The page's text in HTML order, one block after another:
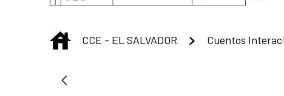
INICIO
CCE - EL SALVADOR Cuentos